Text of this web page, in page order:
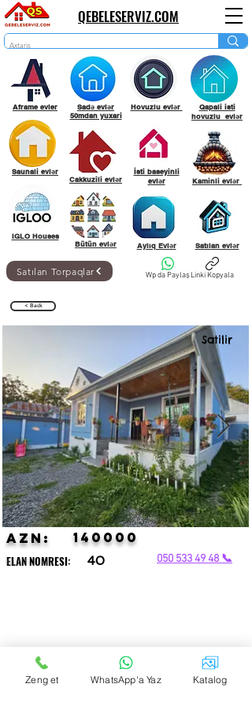
QEBELESERVIZ.COM
Aframe evler
Saunali evlər
IGLO Houses
Sadə evlər
50mdan yuxari
Cakkuzili evlər
Bütün evlər
Hovuzlu evlər
İsti baseyinli
evlər
Aylıq Evlər
Qapali isti
hovuzlu evlər
Kaminli evlər
Satılan evlər
Wp da PaylaşLinki Kopyala
Satılan Torpaqlar
< Back
Satilir
140000
AZN:
ELAN NOMRESI:
0508528575 40 050 533 49 48 📞
Zeng et WhatsApp'a Yaz Katalog